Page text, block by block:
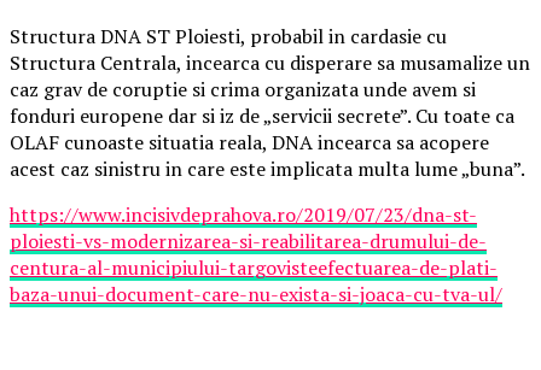
Structura DNA ST Ploiesti, probabil in cardasie cu
Structura Centrala, incearca cu disperare sa musamalize un
caz grav de coruptie si crima organizata unde avem si
fonduri europene dar si iz de „servicii secrete”. Cu toate ca
OLAF cunoaste situatia reala, DNA incearca sa acopere
acest caz sinistru in care este implicata multa lume „buna”.
https://www.incisivdeprahova.ro/2019/07/23/dna-st-
ploiesti-vs-modernizarea-si-reabilitarea-drumului-de-
centura-al-municipiului-targovisteefectuarea-de-plati-
baza-unui-document-care-nu-exista-si-joaca-cu-tva-ul/